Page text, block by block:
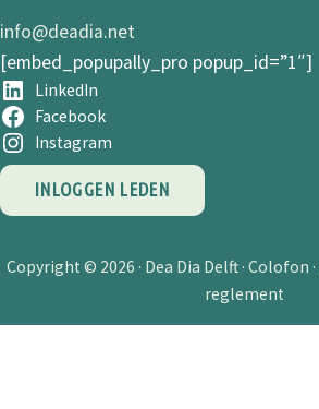
info@deadia.net
[embed_popupally_pro popup_id=”1″]
LinkedIn
Facebook
Instagram
INLOGGEN LEDEN
Copyright © 2026 · Dea Dia Delft · Colofon ·
reglement